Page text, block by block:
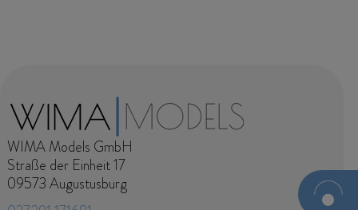
WIMA Models GmbH
Straße der Einheit 17
09573 Augustusburg